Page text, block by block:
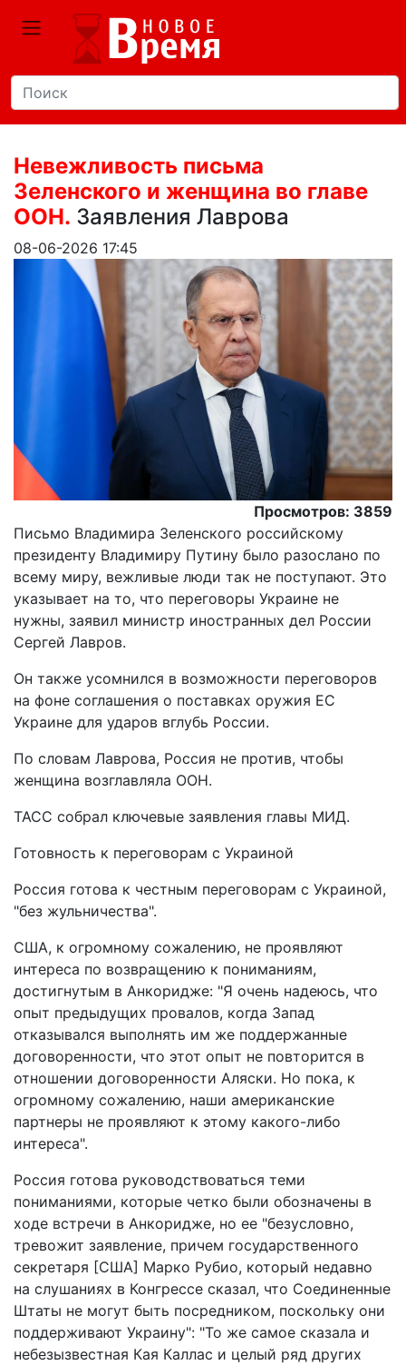
Невежливость письма
Зеленского и женщина во главе
ООН. Заявления Лаврова
08-06-2026 17:45
Просмотров: 3859
Письмо Владимира Зеленского российскому
президенту Владимиру Путину было разослано по
всему миру, вежливые люди так не поступают. Это
указывает на то, что переговоры Украине не
нужны, заявил министр иностранных дел России
Сергей Лавров.
Он также усомнился в возможности переговоров
на фоне соглашения о поставках оружия ЕС
Украине для ударов вглубь России.
По словам Лаврова, Россия не против, чтобы
женщина возглавляла ООН.
ТАСС собрал ключевые заявления главы МИД.
Готовность к переговорам с Украиной
Россия готова к честным переговорам с Украиной,
"без жульничества".
США, к огромному сожалению, не проявляют
интереса по возвращению к пониманиям,
достигнутым в Анкоридже: "Я очень надеюсь, что
опыт предыдущих провалов, когда Запад
отказывался выполнять им же поддержанные
договоренности, что этот опыт не повторится в
отношении договоренности Аляски. Но пока, к
огромному сожалению, наши американские
партнеры не проявляют к этому какого-либо
интереса".
Россия готова руководствоваться теми
пониманиями, которые четко были обозначены в
ходе встречи в Анкоридже, но ее "безусловно,
тревожит заявление, причем государственного
секретаря [США] Марко Рубио, который недавно
на слушаниях в Конгрессе сказал, что Соединенные
Штаты не могут быть посредником, поскольку они
поддерживают Украину": "То же самое сказала и
небезызвестная Кая Каллас и целый ряд других